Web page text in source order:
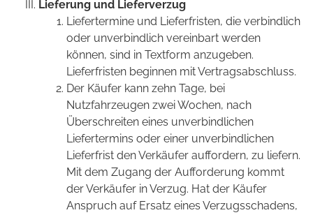
Lieferung und Lieferverzug
Liefertermine und Lieferfristen, die verbindlich
oder unverbindlich vereinbart werden
können, sind in Textform anzugeben.
Lieferfristen beginnen mit Vertragsabschluss.
Der Käufer kann zehn Tage, bei
Nutzfahrzeugen zwei Wochen, nach
Überschreiten eines unverbindlichen
Liefertermins oder einer unverbindlichen
Lieferfrist den Verkäufer auffordern, zu liefern.
Mit dem Zugang der Aufforderung kommt
der Verkäufer in Verzug. Hat der Käufer
Anspruch auf Ersatz eines Verzugsschadens,